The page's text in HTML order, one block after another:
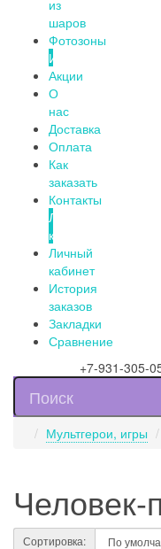
из
шаров
Фотозоны
Информация
Акции
О
нас
Доставка
Оплата
Как
заказать
Контакты
Личный
кабинет
Личный
кабинет
История
заказов
Закладки
Сравнение
+7-931-305-
Мультгерои, игры
Человек-
Сортировка: